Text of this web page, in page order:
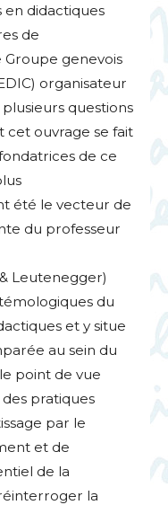
didactiques
de
genevois
) organisateur
questions
ouvrage se fait
de ce
été le vecteur de
du professeur
Leutenegger)
du
et y situe
au sein du
point de vue
pratiques
par le
et de
de la
la